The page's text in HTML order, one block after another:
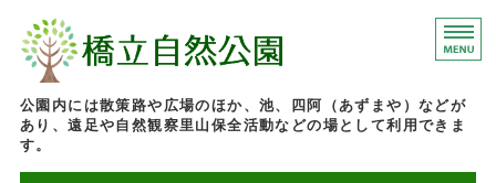
石川県加賀市にある
公園内には散策路や広場のほか、池、四阿（あずまや）などが
あり、遠足や自然観察里山保全活動などの場として利用できま
す。